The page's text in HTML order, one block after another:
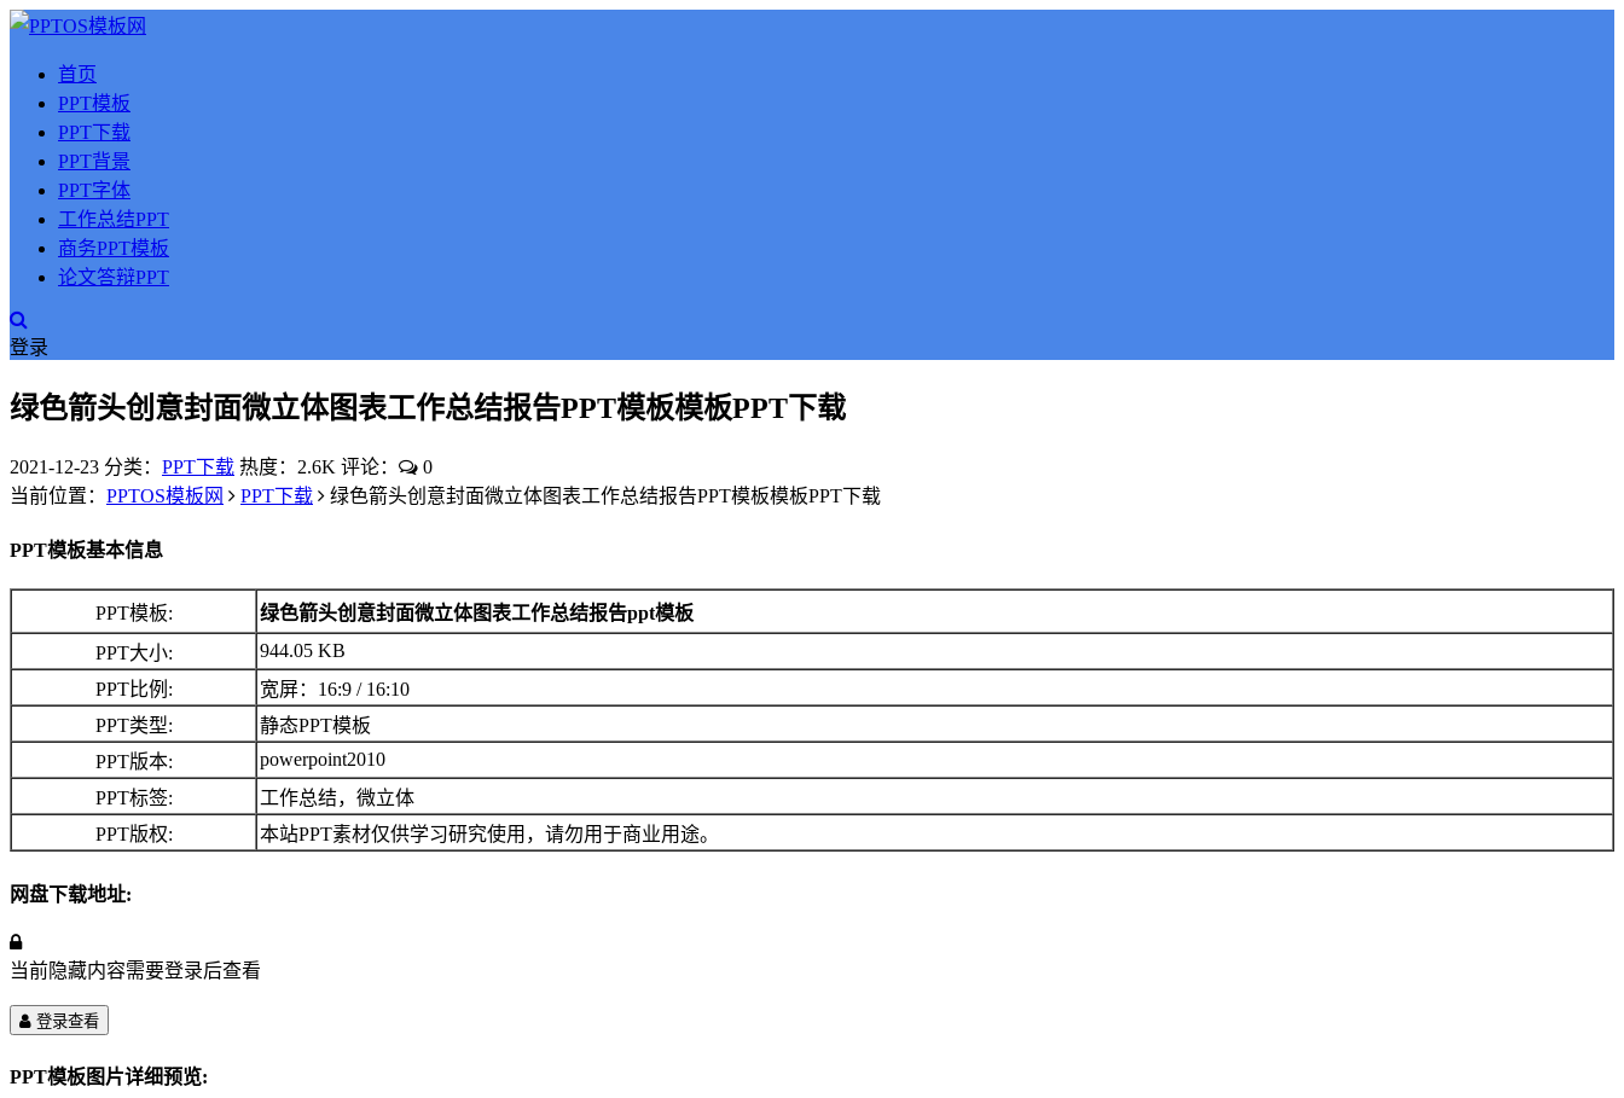
首页
PPT模板
PPT下载
PPT背景
PPT字体
工作总结PPT
商务PPT模板
论文答辩PPT
登录
绿色箭头创意封面微立体图表工作总结报告PPT模板模板PPT下载
2021-12-23 分类： PPT下载 热度：2.6K 评论：
0
当前位置： PPTOS模板网 PPT下载 绿色箭头创意封面微立体图表工作总结报告PPT模板模板PPT下载
PPT模板基本信息
PPT模板:
绿色箭头创意封面微立体图表工作总结报告ppt模板
PPT大小:
944.05 KB
PPT比例:
宽屏：16:9 / 16:10
PPT类型:
静态PPT模板
PPT版本:
powerpoint2010
PPT标签:
工作总结，微立体
PPT版权:
本站PPT素材仅供学习研究使用，请勿用于商业用途。
网盘下载地址:
当前隐藏内容需要登录后查看
登录查看
PPT模板图片详细预览: